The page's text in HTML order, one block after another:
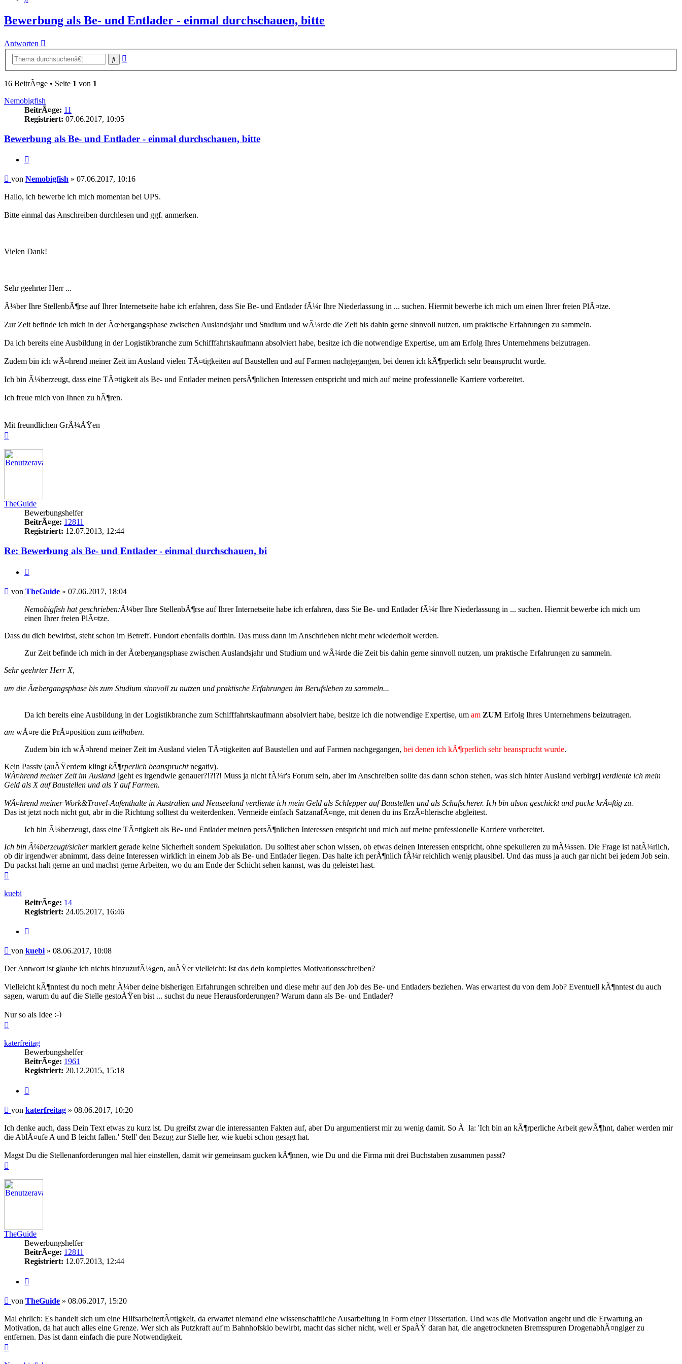
Bewerbung als Be- und Entlader - einmal durchschauen, bitte
Antworten
Suche
16 BeitrÃ¤ge • Seite 1 von 1
Nemobigfish
BeitrÃ¤ge: 11
Registriert: 07.06.2017, 10:05
Bewerbung als Be- und Entlader - einmal durchschauen, bitte
Beitrag
von Nemobigfish » 07.06.2017, 10:16
Hallo, ich bewerbe ich mich momentan bei UPS.
Bitte einmal das Anschreiben durchlesen und ggf. anmerken.
Vielen Dank!
Sehr geehrter Herr ...
Ã¼ber Ihre StellenbÃ¶rse auf Ihrer Internetseite habe ich erfahren, dass Sie Be- und Entlader fÃ¼r Ihre Niederlassung in ... suchen. Hiermit bewerbe ich mich um einen Ihrer freien PlÃ¤tze.
Zur Zeit befinde ich mich in der Ãœbergangsphase zwischen Auslandsjahr und Studium und wÃ¼rde die Zeit bis dahin gerne sinnvoll nutzen, um praktische Erfahrungen zu sammeln.
Da ich bereits eine Ausbildung in der Logistikbranche zum Schifffahrtskaufmann absolviert habe, besitze ich die notwendige Expertise, um am Erfolg Ihres Unternehmens beizutragen.
Zudem bin ich wÃ¤hrend meiner Zeit im Ausland vielen TÃ¤tigkeiten auf Baustellen und auf Farmen nachgegangen, bei denen ich kÃ¶rperlich sehr beansprucht wurde.
Ich bin Ã¼berzeugt, dass eine TÃ¤tigkeit als Be- und Entlader meinen persÃ¶nlichen Interessen entspricht und mich auf meine professionelle Karriere vorbereitet.
Ich freue mich von Ihnen zu hÃ¶ren.
Mit freundlichen GrÃ¼ÃŸen
TheGuide
Bewerbungshelfer
BeitrÃ¤ge: 12811
Registriert: 12.07.2013, 12:44
Re: Bewerbung als Be- und Entlader - einmal durchschauen, bi
Beitrag
von TheGuide » 07.06.2017, 18:04
Nemobigfish hat geschrieben:Ã¼ber Ihre StellenbÃ¶rse auf Ihrer Internetseite habe ich erfahren, dass Sie Be- und Entlader fÃ¼r Ihre Niederlassung in ... suchen. Hiermit bewerbe ich mich um
einen Ihrer freien PlÃ¤tze.
Dass du dich bewirbst, steht schon im Betreff. Fundort ebenfalls dorthin. Das muss dann im Anschrieben nicht mehr wiederholt werden.
Zur Zeit befinde ich mich in der Ãœbergangsphase zwischen Auslandsjahr und Studium und wÃ¼rde die Zeit bis dahin gerne sinnvoll nutzen, um praktische Erfahrungen zu sammeln.
Sehr geehrter Herr X,
um die Ãœbergangsphase bis zum Studium sinnvoll zu nutzen und praktische Erfahrungen im Berufsleben zu sammeln...
Da ich bereits eine Ausbildung in der Logistikbranche zum Schifffahrtskaufmann absolviert habe, besitze ich die notwendige Expertise, um am ZUM Erfolg Ihres Unternehmens beizutragen.
am wÃ¤re die PrÃ¤position zum teilhaben.
Zudem bin ich wÃ¤hrend meiner Zeit im Ausland vielen TÃ¤tigkeiten auf Baustellen und auf Farmen nachgegangen, bei denen ich kÃ¶rperlich sehr beansprucht wurde.
Kein Passiv (auÃŸerdem klingt kÃ¶rperlich beanspruchtnegativ).
WÃ¤hrend meiner Zeit im Ausland [geht es irgendwie genauer?!?!?! Muss ja nicht fÃ¼r's Forum sein, aber im Anschreiben sollte das dann schon stehen, was sich hinter Ausland verbirgt] verdiente ich mein
Geld als X auf Baustellen und als Y auf Farmen.
WÃ¤hrend meiner Work&Travel-Aufenthalte in Australien und Neuseeland verdiente ich mein Geld als Schlepper auf Baustellen und als Schafscherer. Ich bin alson geschickt und packe krÃ¤ftig zu.
Das ist jetzt noch nicht gut, abr in die Richtung solltest du weiterdenken. Vermeide einfach SatzanafÃ¤nge, mit denen du ins ErzÃ¤hlerische abgleitest.
Ich bin Ã¼berzeugt, dass eine TÃ¤tigkeit als Be- und Entlader meinen persÃ¶nlichen Interessen entspricht und mich auf meine professionelle Karriere vorbereitet.
Ich bin Ã¼berzeugt/sichermarkiert gerade keine Sicherheit sondern Spekulation. Du solltest aber schon wissen, ob etwas deinen Interessen entspricht, ohne spekulieren zu mÃ¼ssen. Die Frage ist natÃ¼rlich,
ob dir irgendwer abnimmt, dass deine Interessen wirklich in einem Job als Be- und Entlader liegen. Das halte ich perÃ¶nlich fÃ¼r reichlich wenig plausibel. Und das muss ja auch gar nicht bei jedem Job sein.
Du packst halt gerne an und machst gerne Arbeiten, wo du am Ende der Schicht sehen kannst, was du geleistet hast.
kuebi
BeitrÃ¤ge: 14
Registriert: 24.05.2017, 16:46
Beitrag
von kuebi» 08.06.2017, 10:08
Der Antwort ist glaube ich nichts hinzuzufÃ¼gen, auÃŸer vielleicht: Ist das dein komplettes Motivationsschreiben?
Vielleicht kÃ¶nntest du noch mehr Ã¼ber deine bisherigen Erfahrungen schreiben und diese mehr auf den Job des Be- und Entladers beziehen. Was erwartest du von dem Job? Eventuell kÃ¶nntest du auch
sagen, warum du auf die Stelle gestoÃŸen bist ... suchst du neue Herausforderungen? Warum dann als Be- und Entlader?
Nur so als Idee
katerfreitag
Bewerbungshelfer
BeitrÃ¤ge: 1961
Registriert: 20.12.2015, 15:18
Beitrag
von katerfreitag » 08.06.2017, 10:20
Ich denke auch, dass Dein Text etwas zu kurz ist. Du greifst zwar die interessanten Fakten auf, aber Du argumentierst mir zu wenig damit. So Ã la: 'Ich bin an kÃ¶rperliche Arbeit gewÃ¶hnt, daher werden mir
die AblÃ¤ufe A und B leicht fallen.' Stell' den Bezug zur Stelle her, wie kuebi schon gesagt hat.
Magst Du die Stellenanforderungen mal hier einstellen, damit wir gemeinsam gucken kÃ¶nnen, wie Du und die Firma mit drei Buchstaben zusammen passt?
TheGuide
Bewerbungshelfer
BeitrÃ¤ge: 12811
Registriert: 12.07.2013, 12:44
Beitrag
von TheGuide » 08.06.2017, 15:20
Mal ehrlich: Es handelt sich um eine HilfsarbeitertÃ¤tigkeit, da erwartet niemand eine wissenschaftliche Ausarbeitung in Form einer Dissertation. Und was die Motivation angeht und die Erwartung an
Motivation, da hat auch alles eine Grenze. Wer sich als Putzkraft auf'm Bahnhofsklo bewirbt, macht das sicher nicht, weil er SpaÃŸ daran hat, die angetrockneten Bremsspuren DrogenabhÃ¤ngiger zu
entfernen. Das ist dann einfach die pure Notwendigkeit.